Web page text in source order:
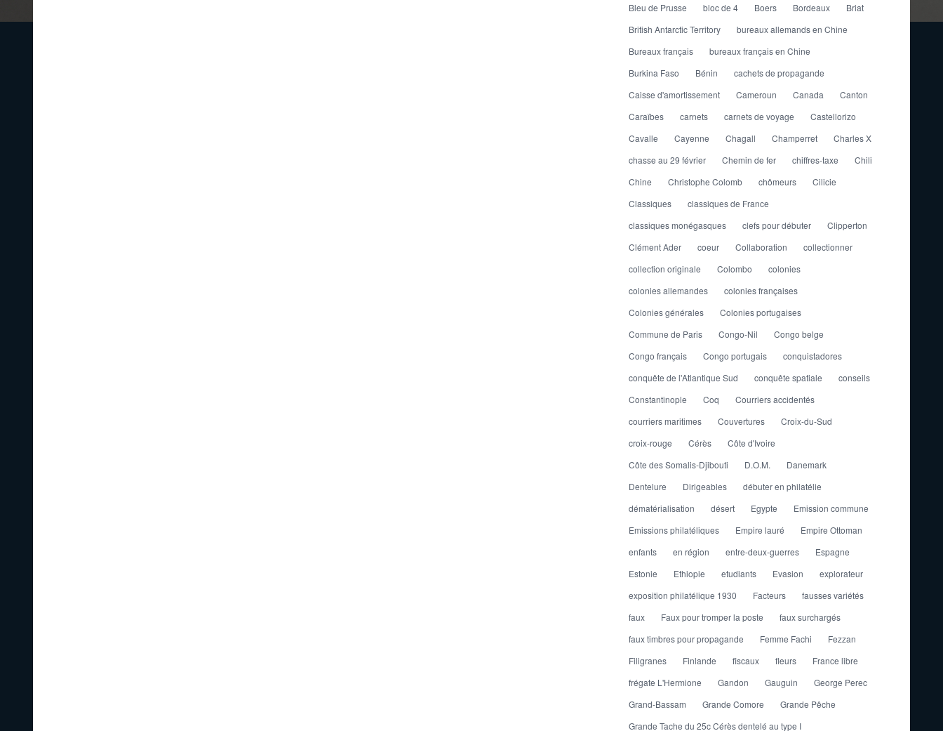
Bleu de Prusse
bloc de 4 Boers Bordeaux
Briat
British Antarctic Territory
bureaux allemands en Chine
Bureaux français
bureaux français en Chine
Burkina Faso
Bénin
cachets de propagande
Caisse d'amortissement
Cameroun Canada
Canton
Caraïbes
carnets carnets de voyage
Castellorizo
Cavalle
Cayenne Chagall Champerret
Charles X
chasse au 29 février
Chemin de fer chiffres-taxe
Chili
Chine
Christophe Colomb chômeurs
Cilicie
Classiques
classiques de France
classiques monégasques
clefs pour débuter
Clipperton
Clément Ader
coeur Collaboration
collectionner
collection originale
Colombo
colonies
colonies allemandes
colonies françaises
Colonies générales
Colonies portugaises
Commune de Paris
Congo-Nil
Congo belge
Congo français
Congo portugais
conquistadores
conquête de l'Atlantique Sud
conquête spatiale
conseils
Constantinople
Coq
Courriers accidentés
courriers maritimes
Couvertures
Croix-du-Sud
croix-rouge
Cérès
Côte d'Ivoire
Côte des Somalis-Djibouti
D.O.M.
Danemark
Dentelure
Dirigeables
débuter en philatélie
dématérialisation
désert Egypte
Emission commune
Emissions philatéliques
Empire lauré
Empire Ottoman
enfants
en région entre-deux-guerres
Espagne
Estonie
Ethiopie etudiants Evasion
explorateur
exposition philatélique 1930
Facteurs
fausses variétés
faux
Faux pour tromper la poste
faux surchargés
faux timbres pour propagande
Femme Fachi
Fezzan
Filigranes
Finlande fiscaux fleurs
France libre
frégate L'Hermione
Gandon Gauguin
George Perec
Grand-Bassam
Grande Comore
Grande Pêche
Grande Tache du 25c Cérès dentelé au type I